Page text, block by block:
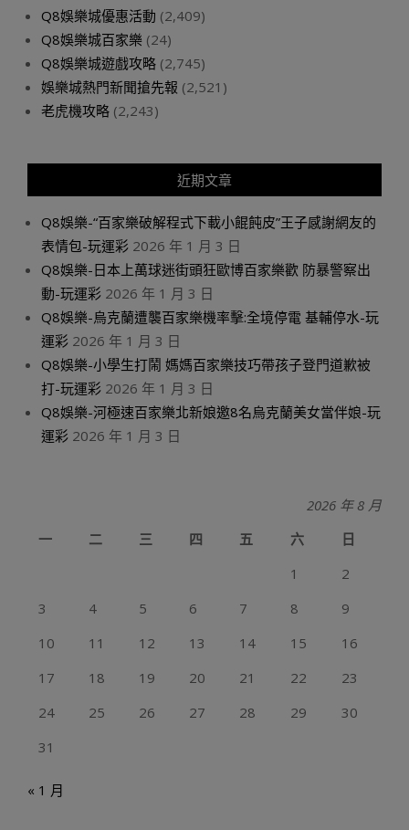
Q8娛樂城優惠活動 (2,409)
Q8娛樂城百家樂 (24)
Q8娛樂城遊戲攻略 (2,745)
娛樂城熱門新聞搶先報 (2,521)
老虎機攻略 (2,243)
近期文章
Q8娛樂-“百家樂破解程式下載小餛飩皮”王子感謝網友的
表情包-玩運彩 2026 年 1 月 3 日
Q8娛樂-日本上萬球迷街頭狂歐博百家樂歡 防暴警察出
動-玩運彩 2026 年 1 月 3 日
Q8娛樂-烏克蘭遭襲百家樂機率擊:全境停電 基輔停水-玩
運彩 2026 年 1 月 3 日
Q8娛樂-小學生打鬧 媽媽百家樂技巧帶孩子登門道歉被
打-玩運彩 2026 年 1 月 3 日
Q8娛樂-河極速百家樂北新娘邀8名烏克蘭美女當伴娘-玩
運彩 2026 年 1 月 3 日
2026 年 8 月
一
二 三 四 五 六
日
1
2
3
4 5 6 7 8
9
10
11 12 13 14 15
16
17
18 19 20 21 22
23
24
25 26 27 28 29
30
31
« 1 月